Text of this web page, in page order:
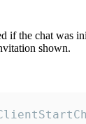
if the chat was
shown.